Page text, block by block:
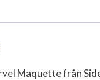
Maquette från